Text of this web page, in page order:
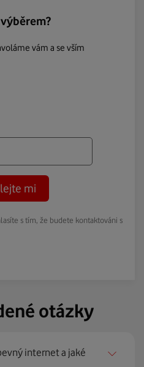
vám a se vším
mi
s tím, že budete kontaktováni s
otázky
internet a jaké